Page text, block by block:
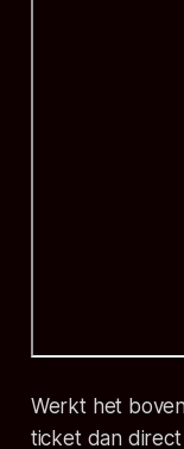
Werkt het
ticket dan direct